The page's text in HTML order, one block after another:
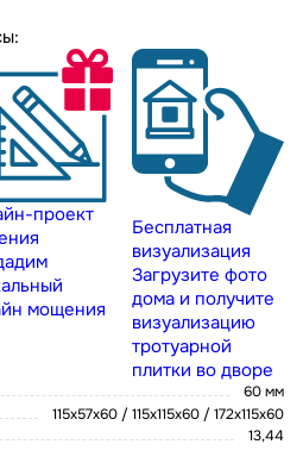
проект
мощения
Бесплатная
визуализация
Загрузите фото
дома и получите
визуализацию
тротуарной
плитки во дворе
60 мм
115х57х60 / 115х115х60 / 172х115х60
13,44